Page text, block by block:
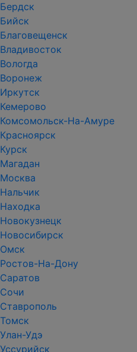
Бердск
Бийск
Благовещенск
Владивосток
Вологда
Воронеж
Иркутск
Кемерово
Комсомольск-На-Амуре
Красноярск
Курск
Магадан
Москва
Нальчик
Находка
Новокузнецк
Новосибирск
Омск
Ростов-На-Дону
Саратов
Сочи
Ставрополь
Томск
Улан-Удэ
Уссурийск